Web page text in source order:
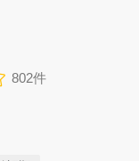
802件